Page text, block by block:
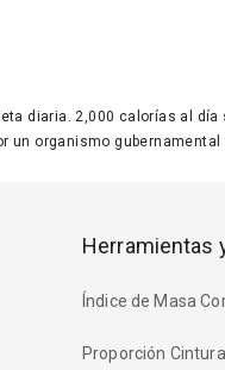
diaria. 2,000 calorías al
organismo
Herramientas
Índice de Masa
Proporción